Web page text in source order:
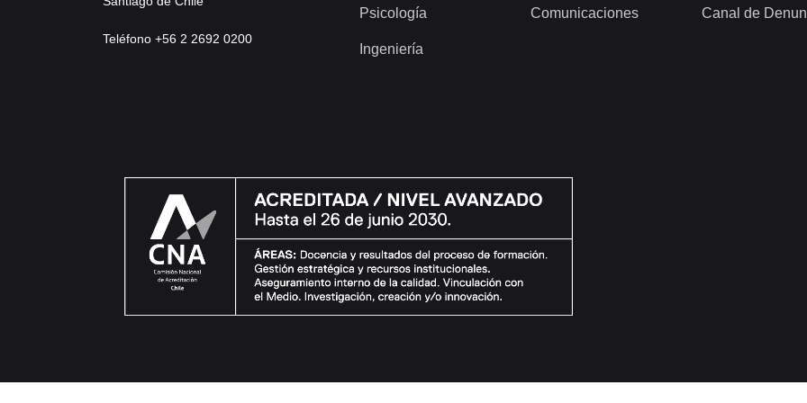
Teléfono +56 2 2692 0200
Psicología
Ingeniería
Comunicaciones Canal de